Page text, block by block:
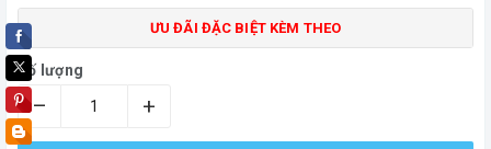
ƯU ĐÃI ĐẶC BIỆT KÈM THEO
Số lượng
– +